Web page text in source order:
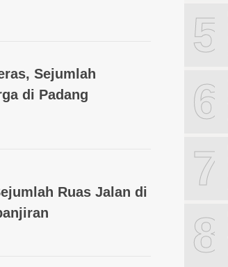
Sejumlah
di Padang
Ruas Jalan di
5
6
7
8